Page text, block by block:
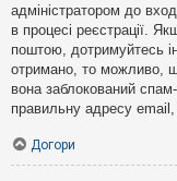
адміністратором до
в процесі реєстрації.
поштою, дотримуйтесь
отримано, то можливо,
вона заблокований
правильну адресу email,
Догори